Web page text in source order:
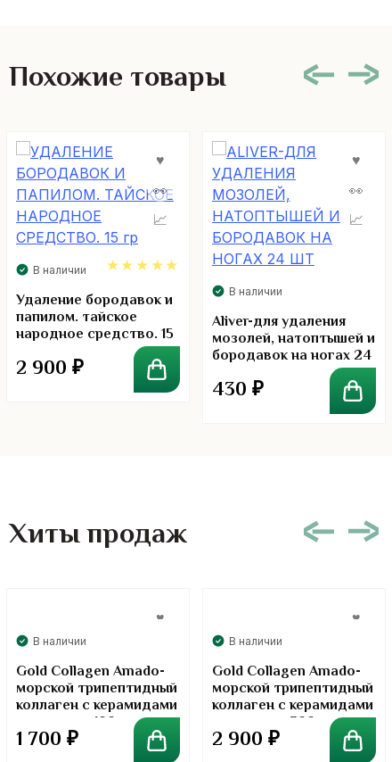
Похожие товары
В наличии
4.91
Удаление бородавок и
папилом. тайское
народное средство. 15
2 900 ₽
В наличии
Aliver-для удаления
мозолей, натоптышей и
бородавок на ногах 24
430 ₽
Хиты продаж
В наличии
Gold Collagen Amado-
морской трипептидный
коллаген с керамидами
в порошке. 100 грамм
1 700 ₽
В наличии
Gold Collagen Amado-
морской трипептидный
коллаген с керамидами
в порошке. 300 грамм
2 900 ₽